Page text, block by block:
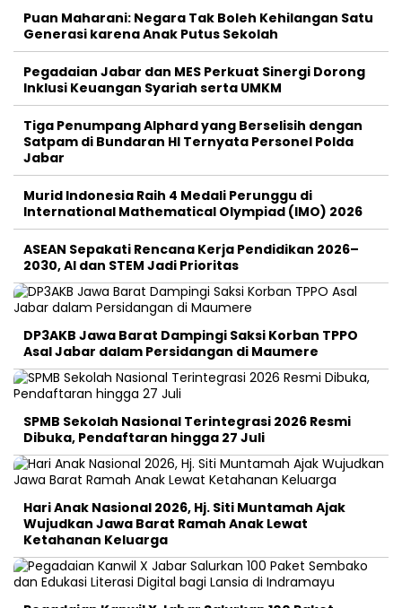
Puan Maharani: Negara Tak Boleh Kehilangan Satu
Generasi karena Anak Putus Sekolah
Pegadaian Jabar dan MES Perkuat Sinergi Dorong
Inklusi Keuangan Syariah serta UMKM
Tiga Penumpang Alphard yang Berselisih dengan
Satpam di Bundaran HI Ternyata Personel Polda
Jabar
Murid Indonesia Raih 4 Medali Perunggu di
International Mathematical Olympiad (IMO) 2026
ASEAN Sepakati Rencana Kerja Pendidikan 2026–
2030, AI dan STEM Jadi Prioritas
DP3AKB Jawa Barat Dampingi Saksi Korban TPPO
Asal Jabar dalam Persidangan di Maumere
SPMB Sekolah Nasional Terintegrasi 2026 Resmi
Dibuka, Pendaftaran hingga 27 Juli
Hari Anak Nasional 2026, Hj. Siti Muntamah Ajak
Wujudkan Jawa Barat Ramah Anak Lewat
Ketahanan Keluarga